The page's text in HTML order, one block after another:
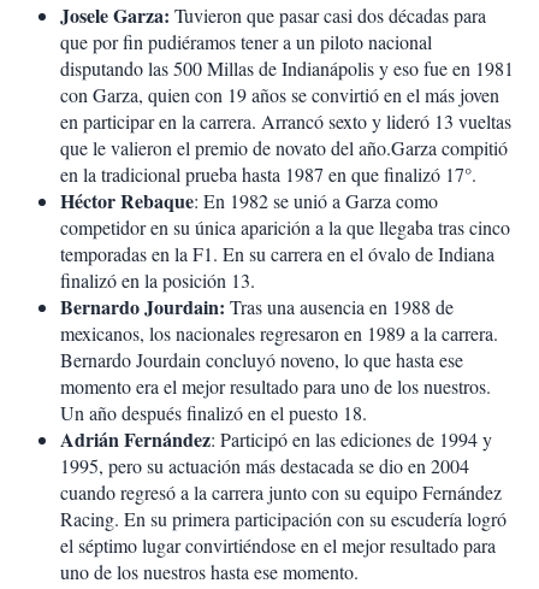
Josele Garza: Tuvieron que pasar casi dos décadas para
que por fin pudiéramos tener a un piloto nacional
disputando las 500 Millas de Indianápolis y eso fue en 1981
con Garza, quien con 19 años se convirtió en el más joven
en participar en la carrera. Arrancó sexto y lideró 13 vueltas
que le valieron el premio de novato del año.Garza compitió
en la tradicional prueba hasta 1987 en que finalizó 17°.
Héctor Rebaque: En 1982 se unió a Garza como
competidor en su única aparición a la que llegaba tras cinco
temporadas en la F1. En su carrera en el óvalo de Indiana
finalizó en la posición 13.
Bernardo Jourdain: Tras una ausencia en 1988 de
mexicanos, los nacionales regresaron en 1989 a la carrera.
Bernardo Jourdain concluyó noveno, lo que hasta ese
momento era el mejor resultado para uno de los nuestros.
Un año después finalizó en el puesto 18.
Adrián Fernández: Participó en las ediciones de 1994 y
1995, pero su actuación más destacada se dio en 2004
cuando regresó a la carrera junto con su equipo Fernández
Racing. En su primera participación con su escudería logró
el séptimo lugar convirtiéndose en el mejor resultado para
uno de los nuestros hasta ese momento.